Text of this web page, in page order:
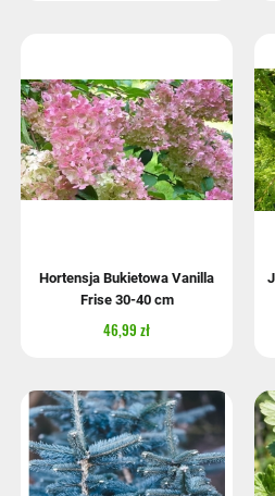
Hortensja Bukietowa Vanilla
Frise 30-40 cm
46,99 zł